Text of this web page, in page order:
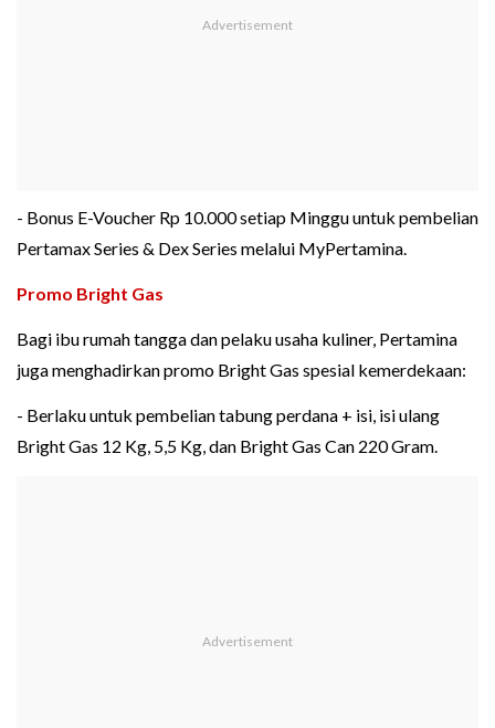
- Bonus E-Voucher Rp 10.000 setiap Minggu untuk pembelian
Pertamax Series & Dex Series melalui MyPertamina.
Promo Bright Gas
Bagi ibu rumah tangga dan pelaku usaha kuliner, Pertamina
juga menghadirkan promo Bright Gas spesial kemerdekaan:
- Berlaku untuk pembelian tabung perdana + isi, isi ulang
Bright Gas 12 Kg, 5,5 Kg, dan Bright Gas Can 220 Gram.